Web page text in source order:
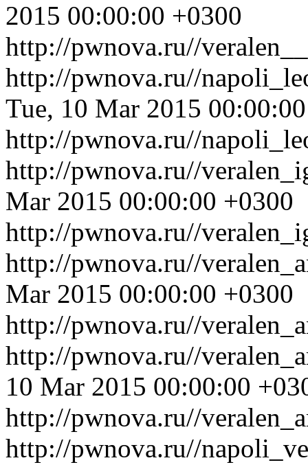
2015 00:00:00 +0300
http://pwnova.ru//
http://pwnova.ru//
Tue, 10 Mar 2015
http://pwnova.ru//
http://pwnova.ru//
Mar 2015 00:00:00 +0300
http://pwnova.ru//
http://pwnova.ru//
Mar 2015 00:00:00 +0300
http://pwnova.ru//
http://pwnova.ru//
10 Mar 2015 00:00:00
http://pwnova.ru//
http://pwnova.ru//